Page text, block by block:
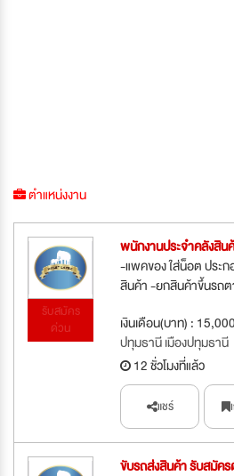
ตำแหน่งงาน
รับสมัคร
ด่วน
พนักงานประจำคลังสิน
-แพคของ ใส่น็อต ประก
สินค้า -ยกสินค้าขึ้นรถ
เงินเดือน(บาท) :
ปทุมธานี เมืองปทุมธานี
12 ชั่วโมงที่แล้ว
แชร์
ขับรถส่งสินค้า รับสมัค